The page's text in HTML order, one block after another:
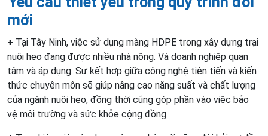
mới
+ Tại Tây Ninh, việc sử dụng màng HDPE trong xây dựng trại
nuôi heo đang được nhiều nhà nông. Và doanh nghiệp quan
tâm và áp dụng. Sự kết hợp giữa công nghệ tiên tiến và kiến
thức chuyên môn sẽ giúp nâng cao năng suất và chất lượng
của ngành nuôi heo, đồng thời cũng góp phần vào việc bảo
vệ môi trường và sức khỏe cộng đồng.